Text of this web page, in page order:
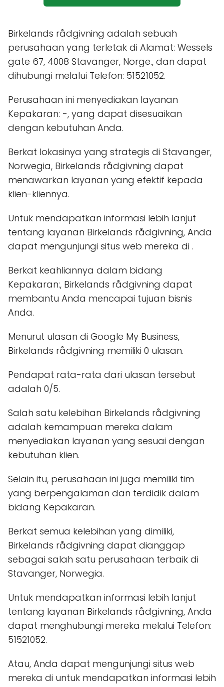
Birkelands rådgivning adalah sebuah
perusahaan yang terletak di Alamat: Wessels
gate 67, 4008 Stavanger, Norge., dan dapat
dihubungi melalui Telefon: 51521052.
Perusahaan ini menyediakan layanan
Kepakaran: -, yang dapat disesuaikan
dengan kebutuhan Anda.
Berkat lokasinya yang strategis di Stavanger,
Norwegia, Birkelands rådgivning dapat
menawarkan layanan yang efektif kepada
klien-kliennya.
Untuk mendapatkan informasi lebih lanjut
tentang layanan Birkelands rådgivning, Anda
dapat mengunjungi situs web mereka di .
Berkat keahliannya dalam bidang
Kepakaran:, Birkelands rådgivning dapat
membantu Anda mencapai tujuan bisnis
Anda.
Menurut ulasan di Google My Business,
Birkelands rådgivning memiliki 0 ulasan.
Pendapat rata-rata dari ulasan tersebut
adalah 0/5.
Salah satu kelebihan Birkelands rådgivning
adalah kemampuan mereka dalam
menyediakan layanan yang sesuai dengan
kebutuhan klien.
Selain itu, perusahaan ini juga memiliki tim
yang berpengalaman dan terdidik dalam
bidang Kepakaran.
Berkat semua kelebihan yang dimiliki,
Birkelands rådgivning dapat dianggap
sebagai salah satu perusahaan terbaik di
Stavanger, Norwegia.
Untuk mendapatkan informasi lebih lanjut
tentang layanan Birkelands rådgivning, Anda
dapat menghubungi mereka melalui Telefon:
51521052.
Atau, Anda dapat mengunjungi situs web
mereka di untuk mendapatkan informasi lebih